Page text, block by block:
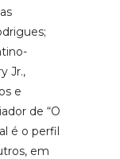
Jr.,
e
de “O
é o perfil
em